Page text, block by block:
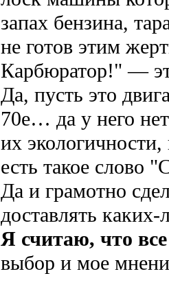
запах бензина,
не готов этим
Карбюратор!" —
Да, пусть это
70е… да у него
их
есть такое слово
Да и грамотно
доставлять
Я считаю, что
выбор и мое